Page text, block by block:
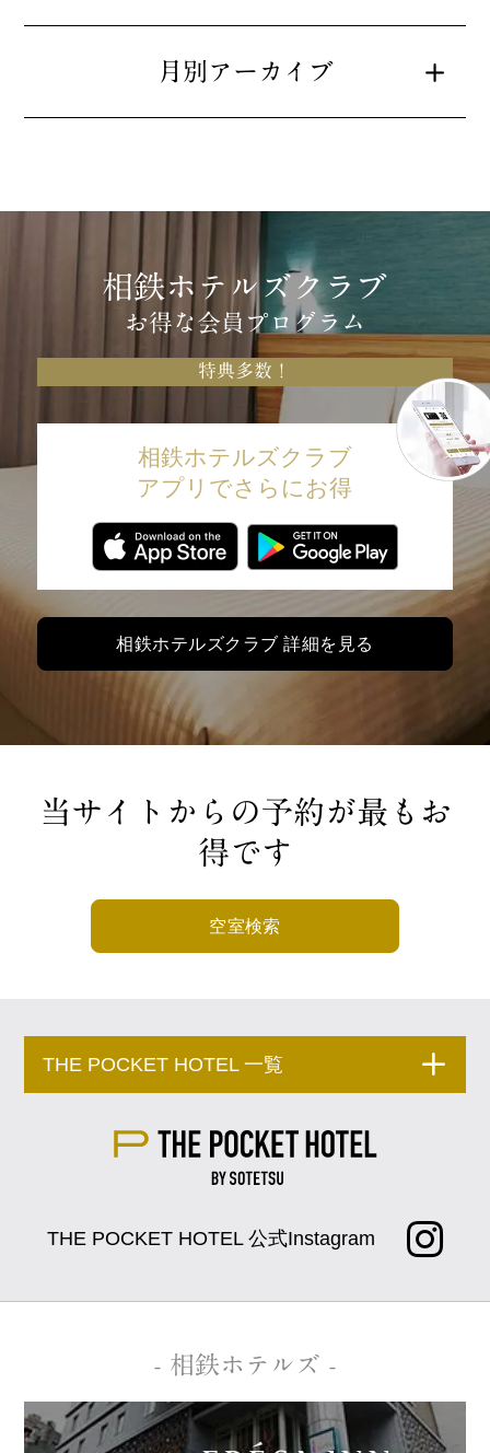
月別アーカイブ
相鉄ホテルズクラブ
お得な会員プログラム
特典多数！
相鉄ホテルズクラブ
アプリでさらにお得
相鉄ホテルズクラブ 詳細を見る
当サイトからの予約が最もお
得です
空室検索
THE POCKET HOTEL 一覧
THE POCKET HOTEL 公式Instagram
- 相鉄ホテルズ -